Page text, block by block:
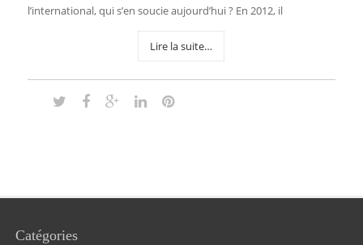
l’international, qui s’en soucie aujourd’hui ? En 2012, il
Lire la suite…
Catégories